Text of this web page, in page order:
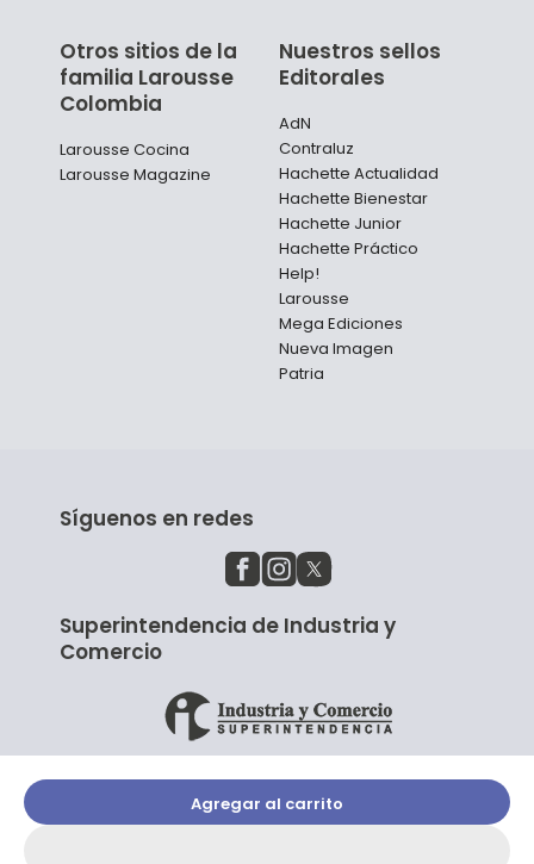
Agregar al carrito
Otros sitios de la
familia Larousse
Colombia
Larousse Cocina
Larousse Magazine
Nuestros sellos
Editorales
AdN
Contraluz
Hachette Actualidad
Hachette Bienestar
Hachette Junior
Hachette Práctico
Help!
Larousse
Mega Ediciones
Nueva Imagen
Patria
Síguenos en redes
Superintendencia de Industria y
Comercio